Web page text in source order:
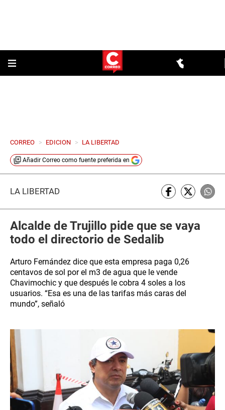
CORREO > EDICION > LA LIBERTAD
Añadir Correo como fuente preferida en
LA LIBERTAD
Alcalde de Trujillo pide que se vaya
todo el directorio de Sedalib
Arturo Fernández dice que esta empresa paga 0,26
centavos de sol por el m3 de agua que le vende
Chavimochic y que después le cobra 4 soles a los
usuarios. “Esa es una de las tarifas más caras del
mundo”, señaló